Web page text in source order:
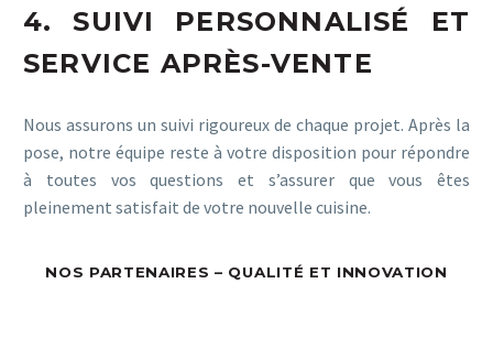
4. SUIVI PERSONNALISÉ ET
SERVICE APRÈS-VENTE
Nous assurons un suivi rigoureux de chaque projet. Après la
pose, notre équipe reste à votre disposition pour répondre
à toutes vos questions et s’assurer que vous êtes
pleinement satisfait de votre nouvelle cuisine.
NOS PARTENAIRES – QUALITÉ ET INNOVATION